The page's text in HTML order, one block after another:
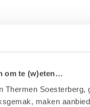
om te (w)eten…
Thermen Soesterberg,
maken